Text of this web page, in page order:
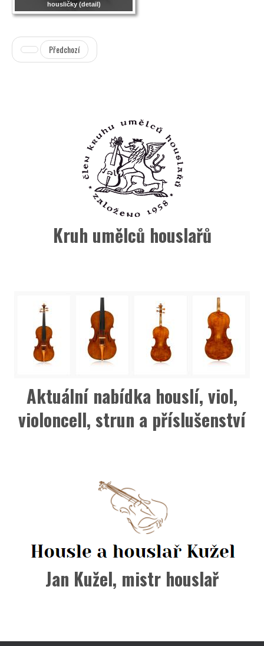
housličky (detail)
Předchozí
Kruh umělců houslařů
Aktuální nabídka houslí, viol,
violoncell, strun a příslušenství
Jan Kužel, mistr houslař